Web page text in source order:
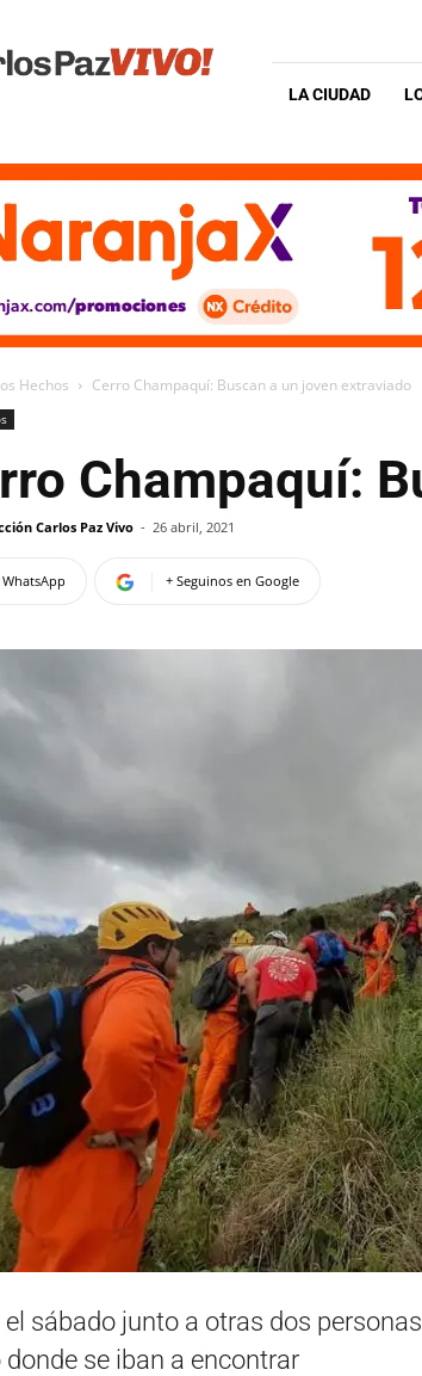
LA CIUDAD
Hechos Cerro Champaquí: Buscan a un joven extraviado
Champaquí:
Carlos Paz Vivo - 26 abril, 2021
WhatsApp + Seguinos en Google
el sábado junto a otras dos
donde se iban a encontrar